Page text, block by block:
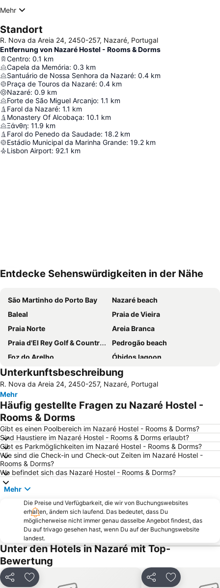
Mehr
Standort
R. Nova da Areia 24, 2450-257, Nazaré, Portugal
Entfernung von Nazaré Hostel - Rooms & Dorms
Centro: 0.1 km
Capela da Memória: 0.3 km
Santuário de Nossa Senhora da Nazaré: 0.4 km
Praça de Touros da Nazaré: 0.4 km
Nazaré: 0.9 km
Forte de São Miguel Arcanjo: 1.1 km
Farol da Nazaré: 1.1 km
Monastery Of Alcobaça: 10.1 km
Ξάνθη: 11.9 km
Farol do Penedo da Saudade: 18.2 km
Estádio Municipal da Marinha Grande: 19.2 km
Lisbon Airport: 92.1 km
Entdecke Sehenswürdigkeiten in der Nähe
São Martinho do Porto Bay
Nazaré beach
Baleal
Praia de Vieira
Praia Norte
Areia Branca
Praia d'El Rey Golf & Country Club
Pedrogão beach
Foz do Arelho
Óbidos lagoon
Basílica de Nossa Senhora do Rosário de Fátima
Da Foz do Arelho
Igreja Paroquial de Pataias
Capela das Apariçoes
Berlengas beach
Praia Osso da Baleia
São Pedro de Moel beach
Praia Rei Cortiço
Estádio Municipal de Leiria
Pelourinho de Alfeizerão
Reserva Natural das Ilhas Berlengas
Sítio da Nazaré
Bom Sucesso Beach
Bom Sucesso
Pia do Urso
Grutas da Moeda
Estação Rodoviária de Fátima
Farol do Cabo Carvoeiro
Unterkunftsbeschreibung
R. Nova da Areia 24, 2450-257, Nazaré, Portugal
Mehr
Häufig gestellte Fragen zu Nazaré Hostel -
Rooms & Dorms
Gibt es einen Poolbereich im Nazaré Hostel - Rooms & Dorms?
Sind Haustiere im Nazaré Hostel - Rooms & Dorms erlaubt?
Gibt es Parkmöglichkeiten im Nazaré Hostel - Rooms & Dorms?
Wie sind die Check-in und Check-out Zeiten im Nazaré Hostel -
Rooms & Dorms?
Wo befindet sich das Nazaré Hostel - Rooms & Dorms?
Mehr
Die Preise und Verfügbarkeit, die wir von Buchungswebsites
erhalten, ändern sich laufend. Das bedeutet, dass Du
möglicherweise nicht immer genau dasselbe Angebot findest, das
Du auf trivago gesehen hast, wenn Du auf der Buchungswebsite
landest.
Unter den Hotels in Nazaré mit Top-
Bewertung
Teilen Zu Favoriten hinzufügen Teilen Zu Favoriten